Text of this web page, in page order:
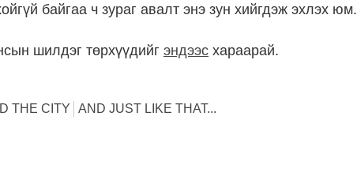
байгаа ч зураг авалт энэ зун хийгдэж эхлэх юм.
шилдэг төрхүүдийг эндээс хараарай.
THE CITY AND JUST LIKE THAT...